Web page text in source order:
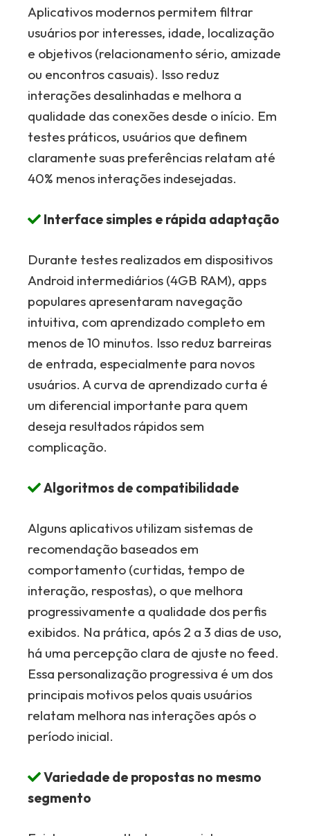
Aplicativos modernos permitem filtrar
usuários por interesses, idade, localização
e objetivos (relacionamento sério, amizade
ou encontros casuais). Isso reduz
interações desalinhadas e melhora a
qualidade das conexões desde o início. Em
testes práticos, usuários que definem
claramente suas preferências relatam até
40% menos interações indesejadas.
Interface simples e rápida adaptação
Durante testes realizados em dispositivos
Android intermediários (4GB RAM), apps
populares apresentaram navegação
intuitiva, com aprendizado completo em
menos de 10 minutos. Isso reduz barreiras
de entrada, especialmente para novos
usuários. A curva de aprendizado curta é
um diferencial importante para quem
deseja resultados rápidos sem
complicação.
Algoritmos de compatibilidade
Alguns aplicativos utilizam sistemas de
recomendação baseados em
comportamento (curtidas, tempo de
interação, respostas), o que melhora
progressivamente a qualidade dos perfis
exibidos. Na prática, após 2 a 3 dias de uso,
há uma percepção clara de ajuste no feed.
Essa personalização progressiva é um dos
principais motivos pelos quais usuários
relatam melhora nas interações após o
período inicial.
Variedade de propostas no mesmo
segmento